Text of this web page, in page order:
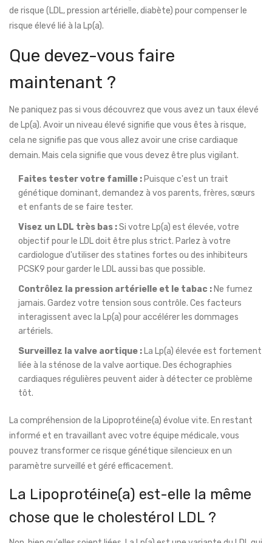
de risque (LDL, pression artérielle, diabète) pour compenser le
risque élevé lié à la Lp(a).
Que devez-vous faire
maintenant ?
Ne paniquez pas si vous découvrez que vous avez un taux élevé
de Lp(a). Avoir un niveau élevé signifie que vous êtes à risque,
cela ne signifie pas que vous allez avoir une crise cardiaque
demain. Mais cela signifie que vous devez être plus vigilant.
Faites tester votre famille : Puisque c'est un trait
génétique dominant, demandez à vos parents, frères, sœurs
et enfants de se faire tester.
Visez un LDL très bas :Si votre Lp(a) est élevée, votre
objectif pour le LDL doit être plus strict. Parlez à votre
cardiologue d'utiliser des statines fortes ou des inhibiteurs
PCSK9 pour garder le LDL aussi bas que possible.
Contrôlez la pression artérielle et le tabac : Ne fumez
jamais. Gardez votre tension sous contrôle. Ces facteurs
interagissent avec la Lp(a) pour accélérer les dommages
artériels.
Surveillez la valve aortique : La Lp(a) élevée est fortement
liée à la sténose de la valve aortique. Des échographies
cardiaques régulières peuvent aider à détecter ce problème
tôt.
La compréhension de la Lipoprotéine(a) évolue vite. En restant
informé et en travaillant avec votre équipe médicale, vous
pouvez transformer ce risque génétique silencieux en un
paramètre surveillé et géré efficacement.
La Lipoprotéine(a) est-elle la même
chose que le cholestérol LDL ?